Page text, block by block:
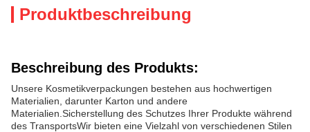
Produktbeschreibung
Beschreibung des Produkts:
Unsere Kosmetikverpackungen bestehen aus hochwertigen
Materialien, darunter Karton und andere
Materialien.Sicherstellung des Schutzes Ihrer Produkte während
des TransportsWir bieten eine Vielzahl von verschiedenen Stilen